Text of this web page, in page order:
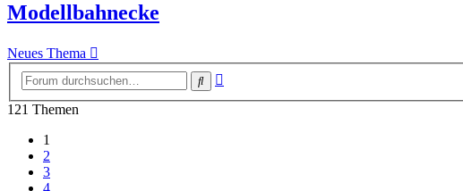
Modellbahnecke
Neues Thema
Suche
121 Themen
1
2
3
4